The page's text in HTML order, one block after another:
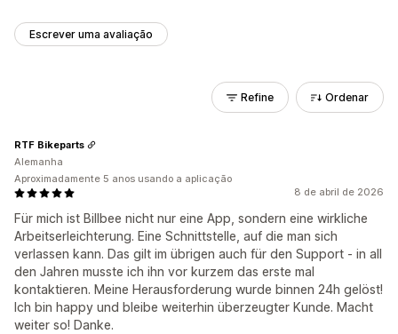
Escrever uma avaliação
Refine Ordenar
8 de abril de 2026
Für mich ist Billbee nicht nur eine App, sondern eine wirkliche
Arbeitserleichterung. Eine Schnittstelle, auf die man sich
verlassen kann. Das gilt im übrigen auch für den Support - in all
den Jahren musste ich ihn vor kurzem das erste mal
kontaktieren. Meine Herausforderung wurde binnen 24h gelöst!
Ich bin happy und bleibe weiterhin überzeugter Kunde. Macht
weiter so! Danke.
RTF Bikeparts
Alemanha
Aproximadamente 5 anos usando a aplicação